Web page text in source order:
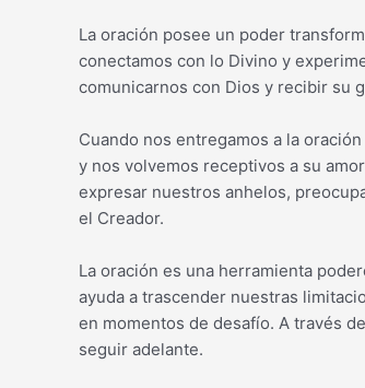
La oración posee un poder
conectamos con lo Divino y
comunicarnos con Dios y recibir su
Cuando nos entregamos a la
y nos volvemos receptivos a su
expresar nuestros anhelos,
el Creador.
La oración es una herramienta
ayuda a trascender nuestras
en momentos de desafío. A través
seguir adelante.